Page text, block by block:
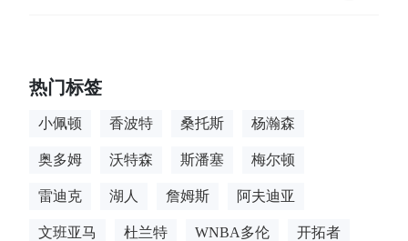
热门标签
小佩顿 香波特 桑托斯 杨瀚森
奥多姆 沃特森 斯潘塞 梅尔顿
雷迪克 湖人 詹姆斯 阿夫迪亚
文班亚马 杜兰特 WNBA多伦 开拓者